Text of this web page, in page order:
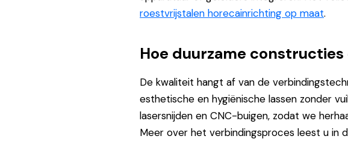
roestvrijstalen horecainrichting op maat.
Hoe duurzame
De kwaliteit hangt af van de
esthetische en hygiënische lassen zonder
lasersnijden en CNC-buigen, zodat we
Meer over het verbindingsproces leest u in